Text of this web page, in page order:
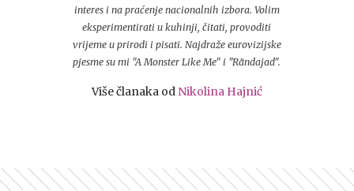
interes i na praćenje nacionalnih izbora. Volim
eksperimentirati u kuhinji, čitati, provoditi
vrijeme u prirodi i pisati. Najdraže eurovizijske
pjesme su mi "A Monster Like Me" i "Rändajad".
Više članaka od Nikolina Hajnić